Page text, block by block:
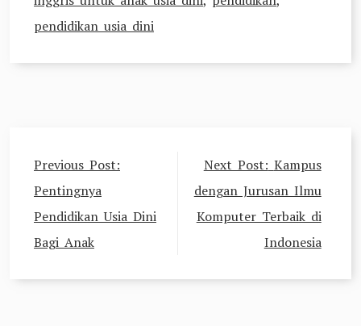
pendidikan usia dini
Post
navigation
Previous Post:
Pentingnya
Pendidikan Usia Dini
Bagi Anak
Next Post: Kampus
dengan Jurusan Ilmu
Komputer Terbaik di
Indonesia